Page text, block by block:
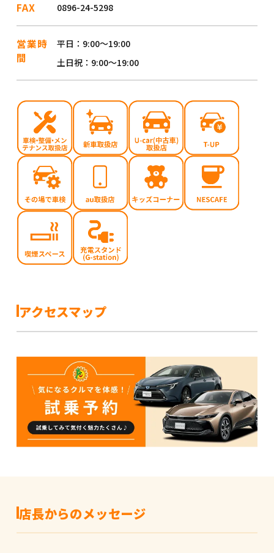
FAX 0896-24-5298
営業時
間
平日
9:00～19:00
土日祝
9:00～19:00
アクセスマップ
店長からのメッセージ